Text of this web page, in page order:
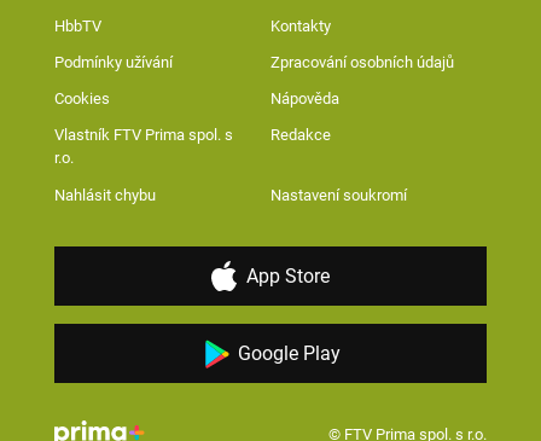
HbbTV Kontakty
Podmínky užívání Zpracování osobních údajů
Cookies Nápověda
Vlastník FTV Prima spol. s
r.o.
Redakce
Nahlásit chybu Nastavení soukromí
App Store
Google Play
© FTV Prima spol. s r.o.